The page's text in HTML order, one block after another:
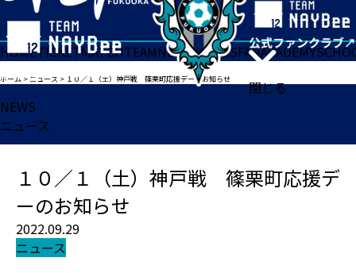
閉じる
HOMETICKETMATCHTEAMNEWSGOODSFANACADEMY
ホーム >ニュース > １０／１（土）神戸戦 篠栗町応援デーのお知らせ
NEWS
ニュース
１０／１（土）神戸戦 篠栗町応援デ
ーのお知らせ
2022.09.29
ニュース